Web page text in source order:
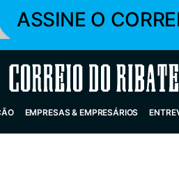
ASSINE O
Correio do Ribatejo
EMPRESAS & EMPRESÁRIOS